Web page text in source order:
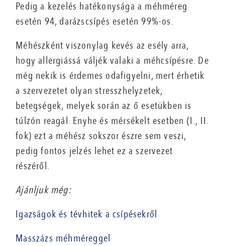
Pedig a kezelés hatékonysága a méhméreg
esetén 94, darázscsípés esetén 99%-os.
Méhészként viszonylag kevés az esély arra,
hogy allergiássá váljék valaki a méhcsípésre. De
még nekik is érdemes odafigyelni, mert érhetik
a szervezetet olyan stresszhelyzetek,
betegségek, melyek során az ő esetükben is
túlzón reagál. Enyhe és mérsékelt esetben (I., II.
fok) ezt a méhész sokszor észre sem veszi,
pedig fontos jelzés lehet ez a szervezet
részéről.
Ajánljuk még:
Igazságok és tévhitek a csípésekről
Masszázs méhméreggel